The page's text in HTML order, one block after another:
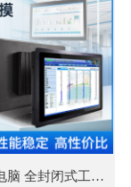
工业平板电脑 全封闭式工业一体机 X86架构